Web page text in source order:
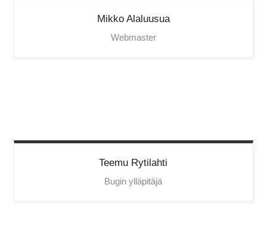
Mikko Alaluusua
Webmaster
Teemu Rytilahti
Bugin ylläpitäjä